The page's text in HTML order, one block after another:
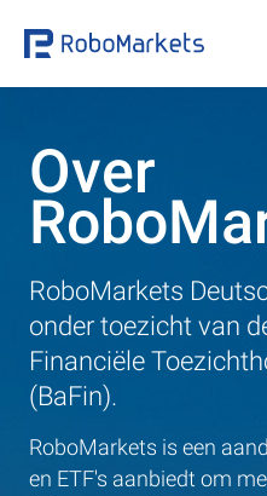
Over
RoboMarkets
onder toezicht van
Financiële
(BaFin).
RoboMarkets is een
en ETF's aanbiedt om